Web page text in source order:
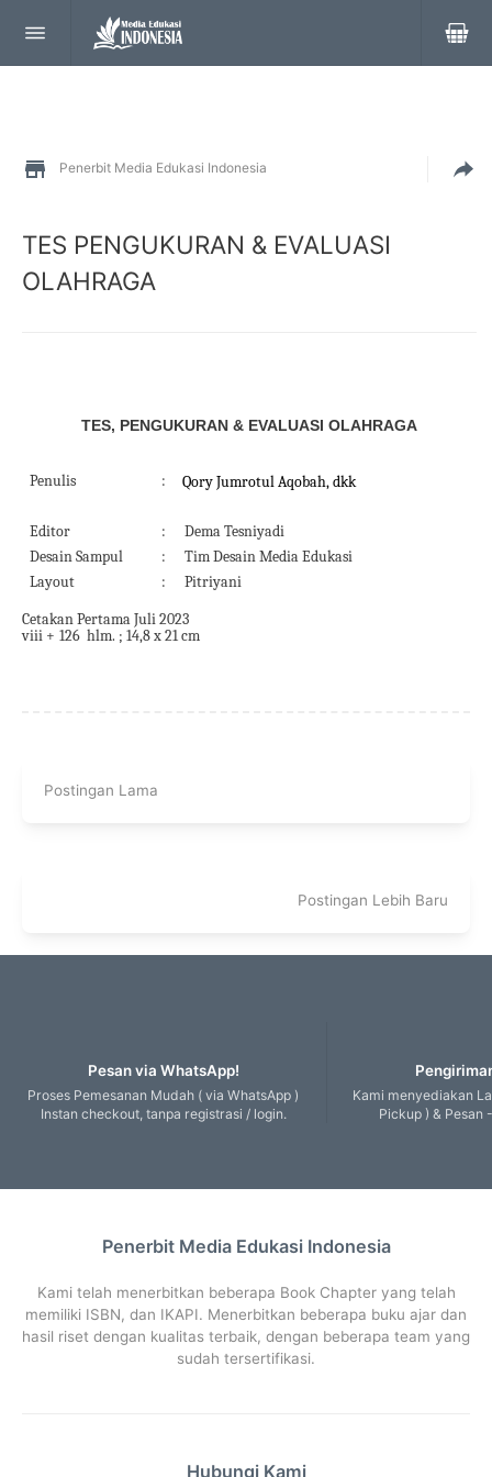
Penerbit Media Edukasi Indonesia
TES PENGUKURAN & EVALUASI
OLAHRAGA
TES, PENGUKURAN & EVALUASI OLAHRAGA
Penulis : Qory Jumrotul Aqobah, dkk
Editor :
Dema Tesniyadi
Desain Sampul
:
Tim Desain Media Edukasi
Layout
: Pitriyani
Cetakan Pertama Juli 2023
viii + 126 hlm. ; 14,8 x 21 cm
Postingan Lama
Postingan Lebih Baru
Pesan via WhatsApp!
Proses Pemesanan Mudah ( via WhatsApp )
Instan checkout, tanpa registrasi / login.
Kami menyediakan
Pickup ) & Pesan
Penerbit Media Edukasi Indonesia
Kami telah menerbitkan beberapa Book Chapter yang telah
memiliki ISBN, dan IKAPI. Menerbitkan beberapa buku ajar dan
hasil riset dengan kualitas terbaik, dengan beberapa team yang
sudah tersertifikasi.
Hubungi Kami